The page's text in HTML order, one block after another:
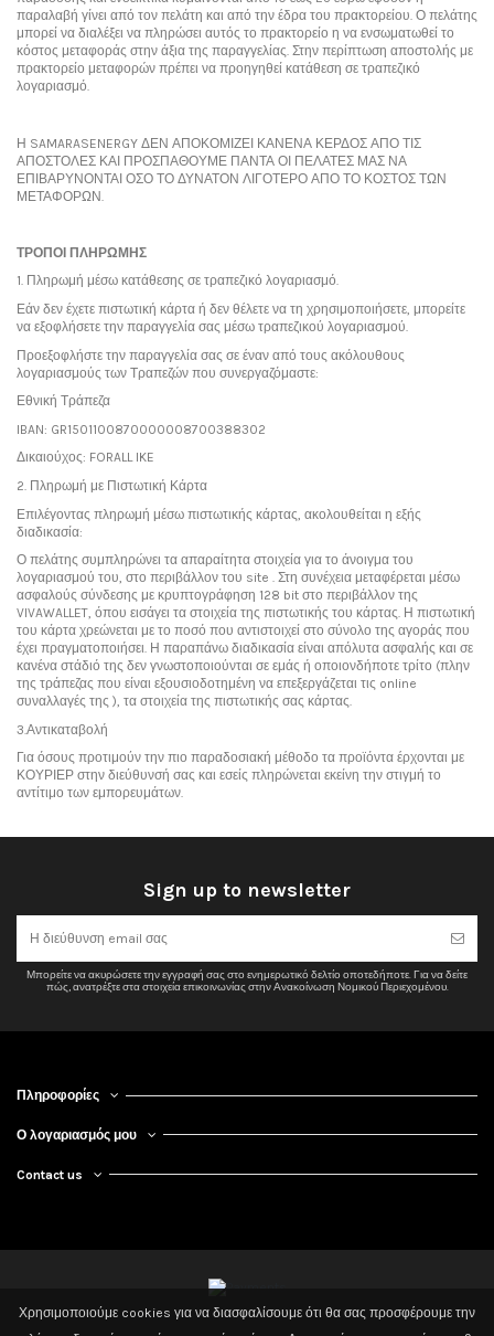
παραλαβή γίνει από τον πελάτη και από την έδρα του πρακτορείου. Ο πελάτης
μπορεί να διαλέξει να πληρώσει αυτός το πρακτορείο η να ενσωματωθεί το
κόστος μεταφοράς στην άξια της παραγγελίας. Στην περίπτωση αποστολής με
πρακτορείο μεταφορών πρέπει να προηγηθεί κατάθεση σε τραπεζικό
λογαριασμό.
Η SAMARASENERGY ΔΕΝ ΑΠΟΚΟΜΙΖΕΙ ΚΑΝΕΝΑ ΚΕΡΔΟΣ ΑΠΟ ΤΙΣ
ΑΠΟΣΤΟΛΕΣ ΚΑΙ ΠΡΟΣΠΑΘΟΥΜΕ ΠΑΝΤΑ ΟΙ ΠΕΛΑΤΕΣ ΜΑΣ ΝΑ
ΕΠΙΒΑΡΥΝΟΝΤΑΙ ΟΣΟ ΤΟ ΔΥΝΑΤΟΝ ΛΙΓΟΤΕΡΟ ΑΠΟ ΤΟ ΚΟΣΤΟΣ ΤΩΝ
ΜΕΤΑΦΟΡΩΝ.
ΤΡΟΠΟΙ ΠΛΗΡΩΜΗΣ
1. Πληρωμή μέσω κατάθεσης σε τραπεζικό λογαριασμό.
Εάν δεν έχετε πιστωτική κάρτα ή δεν θέλετε να τη χρησιμοποιήσετε, μπορείτε
να εξοφλήσετε την παραγγελία σας μέσω τραπεζικού λογαριασμού.
Προεξοφλήστε την παραγγελία σας σε έναν από τους ακόλουθους
λογαριασμούς των Τραπεζών που συνεργαζόμαστε:
Εθνική Τράπεζα
IBAN: GR1501100870000008700388302
Δικαιούχος: FORALL IKE
2. Πληρωμή με Πιστωτική Κάρτα
Επιλέγοντας πληρωμή μέσω πιστωτικής κάρτας, ακολουθείται η εξής
διαδικασία:
Ο πελάτης συμπληρώνει τα απαραίτητα στοιχεία για το άνοιγμα του
λογαριασμού του, στο περιβάλλον του site . Στη συνέχεια μεταφέρεται μέσω
ασφαλούς σύνδεσης με κρυπτογράφηση 128 bit στο περιβάλλον της
VIVAWALLET, όπου εισάγει τα στοιχεία της πιστωτικής του κάρτας. Η πιστωτική
του κάρτα χρεώνεται με το ποσό που αντιστοιχεί στο σύνολο της αγοράς που
έχει πραγματοποιήσει. Η παραπάνω διαδικασία είναι απόλυτα ασφαλής και σε
κανένα στάδιό της δεν γνωστοποιούνται σε εμάς ή οποιονδήποτε τρίτο (πλην
της τράπεζας που είναι εξουσιοδοτημένη να επεξεργάζεται τις online
συναλλαγές της ), τα στοιχεία της πιστωτικής σας κάρτας.
3.Αντικαταβολή
Για όσους προτιμούν την πιο παραδοσιακή μέθοδο τα προϊόντα έρχονται με
ΚΟΥΡΙΕΡ στην διεύθυνσή σας και εσείς πληρώνεται εκείνη την στιγμή το
αντίτιμο των εμπορευμάτων.
Sign up to newsletter
Μπορείτε να ακυρώσετε την εγγραφή σας στο ενημερωτικό δελτίο οποτεδήποτε. Για να δείτε
πώς, ανατρέξτε στα στοιχεία επικοινωνίας στην Ανακοίνωση Νομικού Περιεχομένου.
Πληροφορίες
Ο λογαριασμός μου
Contact us
2020 Powered by 3dd. Design By Tsilis. All Rights Reserved
Χρησιμοποιούμε cookies για να διασφαλίσουμε ότι θα σας προσφέρουμε την